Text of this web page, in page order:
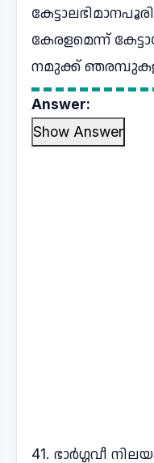
കേരളമെന്ന്
നമുക്ക്
Answer:
Show Answer
41. ഭാർഗ്ഗവീ